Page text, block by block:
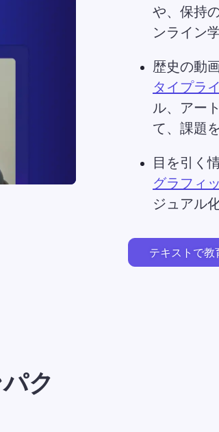
や、保持
ンライン
歴史の動
タイプラ
ル、アー
て、課題
目を引く
グラフィ
ジュアル
テキストで教
ク